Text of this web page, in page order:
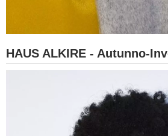
HAUS ALKIRE - Autunno-